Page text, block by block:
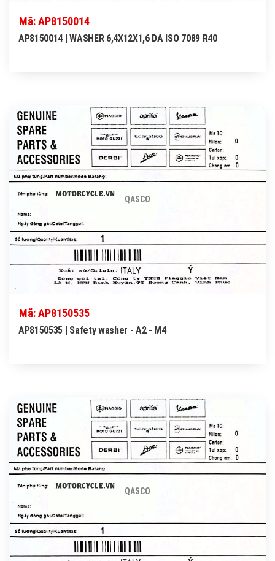
Mã: AP8150014
AP8150014 | WASHER 6,4X12X1,6 DA ISO 7089 R40
QASCO
Mã: AP8150535
AP8150535 | Safety washer - A2 - M4
QASCO